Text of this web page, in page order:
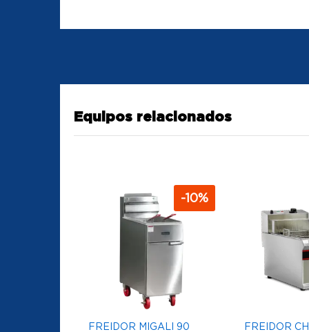
Equipos relacionados
-10%
FREIDOR MIGALI 90
FREIDOR